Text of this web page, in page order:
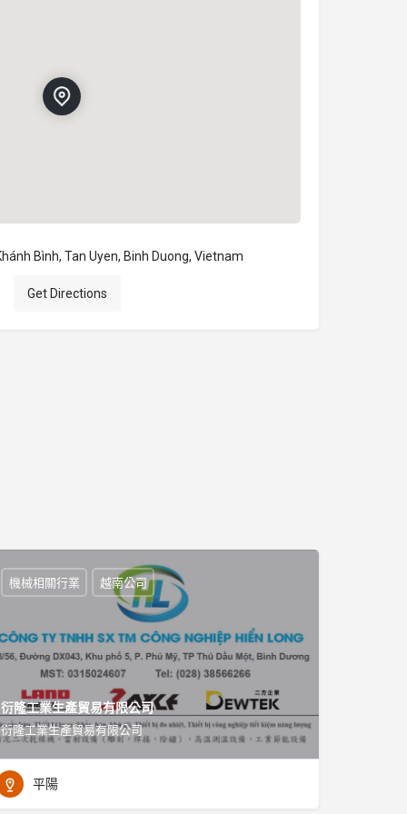
Bình, Tan Uyen, Binh Duong, Vietnam
Get Directions
衍隆工業生產貿易有限公司
衍隆工業生產貿易有限公司
機械相關行業 越南公司
平陽